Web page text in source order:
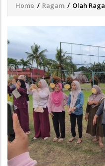
Breadcrumb
Home / Ragam / Olah Raga